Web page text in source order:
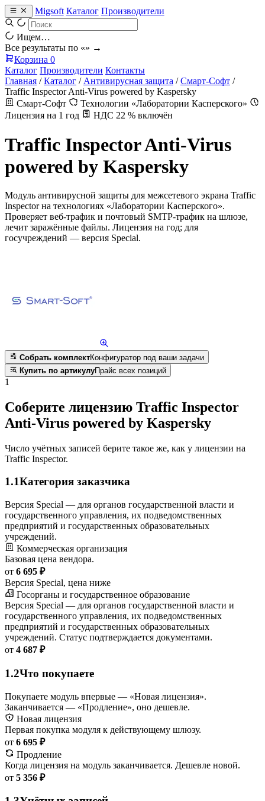
Migsoft Каталог Производители
Ищем…
Все результаты по «» →
Корзина 0
Каталог Производители Контакты
Главная / Каталог / Антивирусная защита / Смарт-Софт /
Traffic Inspector Anti-Virus powered by Kaspersky
Смарт-Софт
Технологии «Лаборатории Касперского»
Лицензия на 1 год
НДС 22 % включён
Traffic Inspector Anti-Virus
powered by Kaspersky
Модуль антивирусной защиты для межсетевого экрана Traffic
Inspector на технологиях «Лаборатории Касперского».
Проверяет веб-трафик и почтовый SMTP-трафик на шлюзе,
лечит заражённые файлы. Лицензия на год; для
госучреждений — версия Special.
Собрать комплектКонфигуратор под ваши задачи
Купить по артикулуПрайс всех позиций
1
Соберите лицензию Traffic Inspector
Anti-Virus powered by Kaspersky
Число учётных записей берите такое же, как у лицензии на
Traffic Inspector.
1.1Категория заказчика
Версия Special — для органов государственной власти и
государственного управления, их подведомственных
предприятий и государственных образовательных
учреждений.
Коммерческая организация
Базовая цена вендора.
от 6 695 ₽
Версия Special, цена ниже
Госорганы и государственное образование
Версия Special — для органов государственной власти и
государственного управления, их подведомственных
предприятий и государственных образовательных
учреждений. Статус подтверждается документами.
от 4 687 ₽
1.2Что покупаете
Покупаете модуль впервые — «Новая лицензия».
Заканчивается — «Продление», оно дешевле.
Новая лицензия
Первая покупка модуля к действующему шлюзу.
от 6 695 ₽
Продление
Когда лицензия на модуль заканчивается. Дешевле новой.
от 5 356 ₽